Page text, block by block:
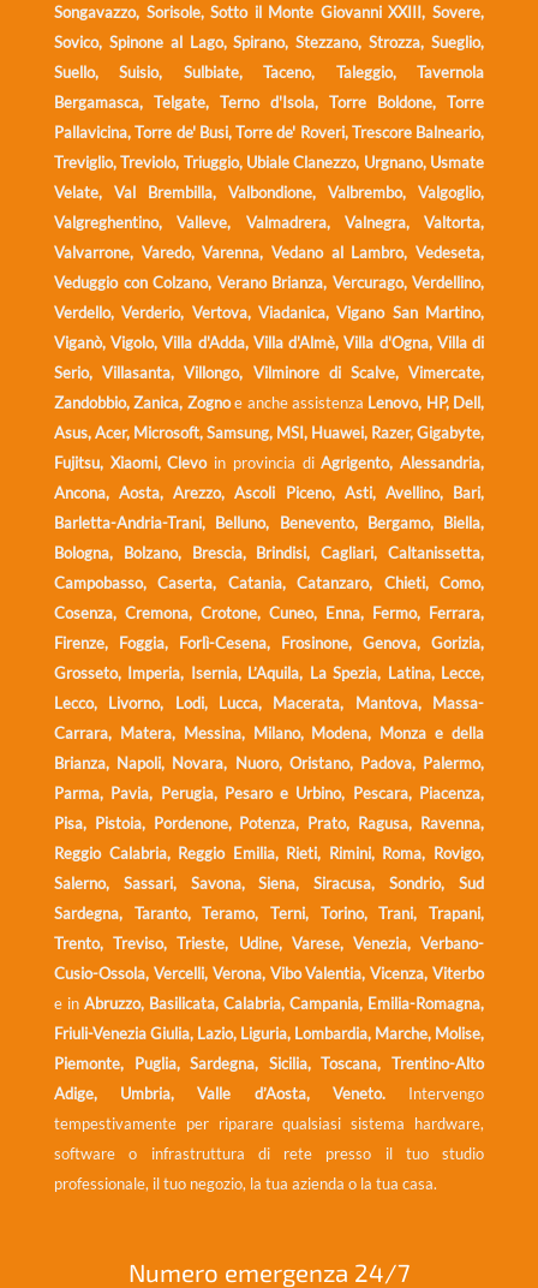
Songavazzo, Sorisole, Sotto il Monte Giovanni XXIII, Sovere,
Sovico, Spinone al Lago, Spirano, Stezzano, Strozza, Sueglio,
Suello, Suisio, Sulbiate, Taceno, Taleggio, Tavernola
Bergamasca, Telgate, Terno d'Isola, Torre Boldone, Torre
Pallavicina, Torre de' Busi, Torre de' Roveri, Trescore Balneario,
Treviglio, Treviolo, Triuggio, Ubiale Clanezzo, Urgnano, Usmate
Velate, Val Brembilla, Valbondione, Valbrembo, Valgoglio,
Valgreghentino, Valleve, Valmadrera, Valnegra, Valtorta,
Valvarrone, Varedo, Varenna, Vedano al Lambro, Vedeseta,
Veduggio con Colzano, Verano Brianza, Vercurago, Verdellino,
Verdello, Verderio, Vertova, Viadanica, Vigano San Martino,
Viganò, Vigolo, Villa d'Adda, Villa d'Almè, Villa d'Ogna, Villa di
Serio, Villasanta, Villongo, Vilminore di Scalve, Vimercate,
Zandobbio, Zanica, Zognoe anche assistenza Lenovo, HP, Dell,
Asus, Acer, Microsoft, Samsung, MSI, Huawei, Razer, Gigabyte,
Fujitsu, Xiaomi, Clevoin provincia diAgrigento, Alessandria,
Ancona, Aosta, Arezzo, Ascoli Piceno, Asti, Avellino, Bari,
Barletta-Andria-Trani, Belluno, Benevento, Bergamo, Biella,
Bologna, Bolzano, Brescia, Brindisi, Cagliari, Caltanissetta,
Campobasso, Caserta, Catania, Catanzaro, Chieti, Como,
Cosenza, Cremona, Crotone, Cuneo, Enna, Fermo, Ferrara,
Firenze, Foggia, Forlì-Cesena, Frosinone, Genova, Gorizia,
Grosseto, Imperia, Isernia, L’Aquila, La Spezia, Latina, Lecce,
Lecco, Livorno, Lodi, Lucca, Macerata, Mantova, Massa-
Carrara, Matera, Messina, Milano, Modena, Monza e della
Brianza, Napoli, Novara, Nuoro, Oristano, Padova, Palermo,
Parma, Pavia, Perugia, Pesaro e Urbino, Pescara, Piacenza,
Pisa, Pistoia, Pordenone, Potenza, Prato, Ragusa, Ravenna,
Reggio Calabria, Reggio Emilia, Rieti, Rimini, Roma, Rovigo,
Salerno, Sassari, Savona, Siena, Siracusa, Sondrio, Sud
Sardegna, Taranto, Teramo, Terni, Torino, Trani, Trapani,
Trento, Treviso, Trieste, Udine, Varese, Venezia, Verbano-
Cusio-Ossola, Vercelli, Verona, Vibo Valentia, Vicenza, Viterbo
e in Abruzzo, Basilicata, Calabria, Campania, Emilia-Romagna,
Friuli-Venezia Giulia, Lazio, Liguria, Lombardia, Marche, Molise,
Piemonte, Puglia, Sardegna, Sicilia, Toscana, Trentino-Alto
Adige, Umbria, Valle d’Aosta, Veneto. Intervengo
tempestivamente per riparare qualsiasi sistema hardware,
software o infrastruttura di rete presso il tuo studio
professionale, il tuo negozio, la tua azienda o la tua casa.
Numero emergenza 24/7